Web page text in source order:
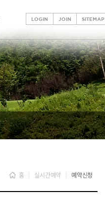
LOGIN JOIN SITEMAP
홈 실시간예약 예약신청